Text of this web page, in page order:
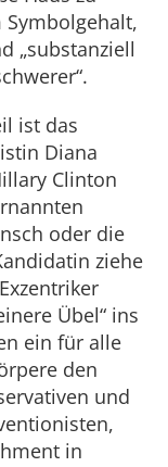
„substanziell
ist das
Diana
Clinton
oder die
ziehe
Übel“ ins
ein für alle
den
und
in